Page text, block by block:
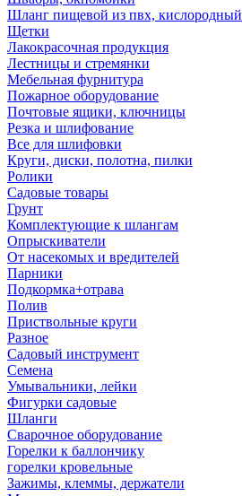
Шланг пищевой из пвх, кислородный
Щетки
Лакокрасочная продукция
Лестницы и стремянки
Мебельная фурнитура
Пожарное оборудование
Почтовые ящики, ключницы
Резка и шлифование
Все для шлифовки
Круги, диски, полотна, пилки
Ролики
Садовые товары
Грунт
Комплектующие к шлангам
Опрыскиватели
От насекомых и вредителей
Парники
Подкормка+отрава
Полив
Приствольные круги
Разное
Садовый инструмент
Семена
Умывальники, лейки
Фигурки садовые
Шланги
Сварочное оборудование
Горелки к баллончику
горелки кровельные
Зажимы, клеммы, держатели